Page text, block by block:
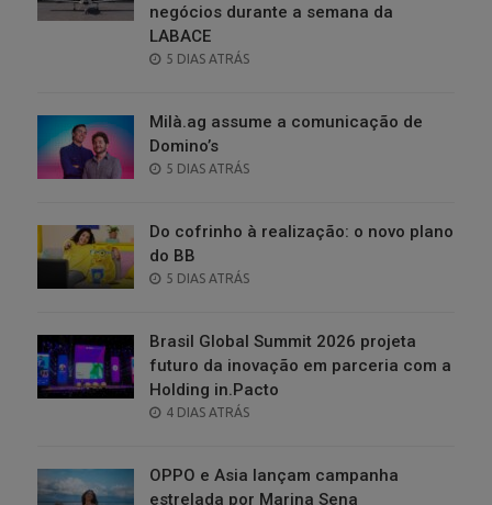
negócios durante a semana da
LABACE
POSTED
5 DIAS ATRÁS
Milà.ag assume a comunicação de
Domino’s
POSTED
5 DIAS ATRÁS
Do cofrinho à realização: o novo plano
do BB
POSTED
5 DIAS ATRÁS
Brasil Global Summit 2026 projeta
futuro da inovação em parceria com a
Holding in.Pacto
POSTED
4 DIAS ATRÁS
OPPO e Asia lançam campanha
estrelada por Marina Sena